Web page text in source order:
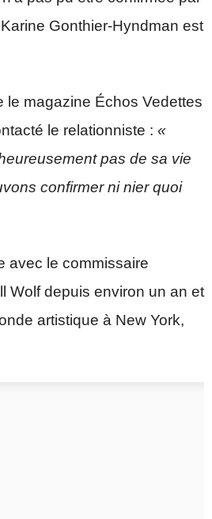
Karine Gonthier-Hyndman est
le magazine Échos Vedettes
le relationniste : «
pas de sa vie
confirmer ni nier quoi
avec le commissaire
Wolf depuis environ un an et
artistique à New York,